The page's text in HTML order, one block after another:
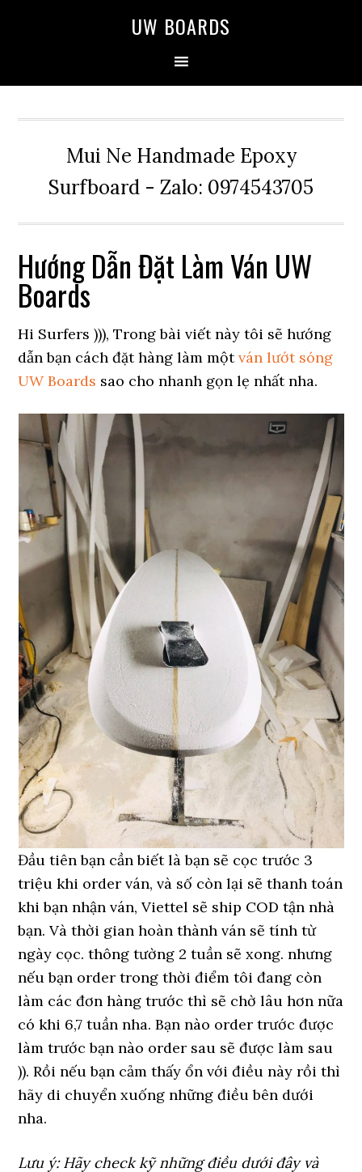
UW BOARDS
Mui Ne Handmade Epoxy
Surfboard - Zalo: 0974543705
Hướng Dẫn Đặt Làm Ván UW
Boards
Hi Surfers ))), Trong bài viết này tôi sẽ hướng
dẫn bạn cách đặt hàng làm mộtván lướt sóng
UW Boards sao cho nhanh gọn lẹ nhất nha.
Đầu tiên bạn cần biết là bạn sẽ cọc trước 3
triệu khi order ván, và số còn lại sẽ thanh toán
khi bạn nhận ván, Viettel sẽ ship COD tận nhà
bạn. Và thời gian hoàn thành ván sẽ tính từ
ngày cọc. thông tường 2 tuần sẽ xong. nhưng
nếu bạn order trong thời điểm tôi đang còn
làm các đơn hàng trước thì sẽ chờ lâu hơn nữa
có khi 6,7 tuần nha. Bạn nào order trước được
làm trước bạn nào order sau sẽ được làm sau
)). Rồi nếu bạn cảm thấy ổn với điều này rồi thì
hãy di chuyển xuống những điều bên dưới
nha.
Lưu ý: Hãy check kỹ những điều dưới đây và